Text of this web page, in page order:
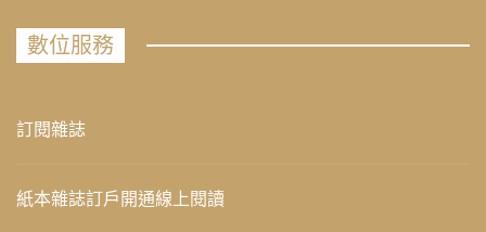
數位服務
訂閱雜誌
紙本雜誌訂戶開通線上閱讀